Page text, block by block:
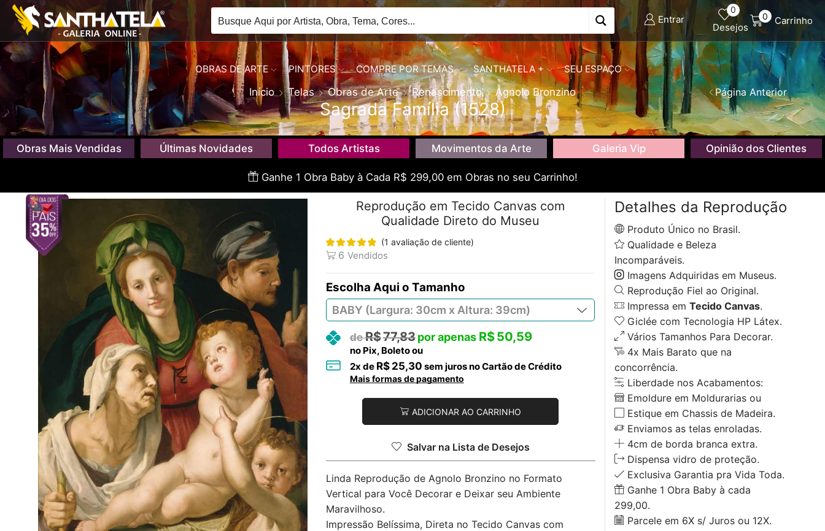
Entrar
0
Desejos
0 Carrinho
OBRAS DE ARTE PINTORES COMPRE POR TEMAS SANTHATELA + SEU ESPAÇO
Início Telas Obras de Arte Renascimento Agnolo Bronzino
Sagrada Família (1528)
Página Anterior
Obras Mais Vendidas Últimas Novidades Todos Artistas Movimentos da Arte Galeria Vip Opinião dos Clientes
Ganhe 1 Obra Baby à Cada R$ 299,00 em Obras no seu Carrinho!
Reprodução em Tecido Canvas com
Qualidade Direto do Museu
(1 avaliação de cliente)
6 Vendidos
Tamanho
R$77,83 R$50,59
no Pix, Boleto ou
2x de R$ 25,30 sem juros no Cartão de Crédito
Mais formas de pagamento
ADICIONAR AO CARRINHO
Salvar na Lista de Desejos
Linda Reprodução de Agnolo Bronzino no Formato
Vertical para Você Decorar e Deixar seu Ambiente
Maravilhoso.
Impressão Belíssima, Direta no Tecido Canvas com
Detalhes da Reprodução
Produto Único no Brasil.
Qualidade e Beleza
Incomparáveis.
Imagens Adquiridas em Museus.
Reprodução Fiel ao Original.
Impressa em Tecido Canvas.
Giclée com Tecnologia HP Látex.
Vários Tamanhos Para Decorar.
4x Mais Barato que na
concorrência.
Liberdade nos Acabamentos:
Emoldure em Moldurarias ou
Estique em Chassis de Madeira.
Enviamos as telas enroladas.
4cm de borda branca extra.
Dispensa vidro de proteção.
Exclusiva Garantia pra Vida Toda.
Ganhe 1 Obra Baby à cada
299,00.
Parcele em 6X s/ Juros ou 12X.